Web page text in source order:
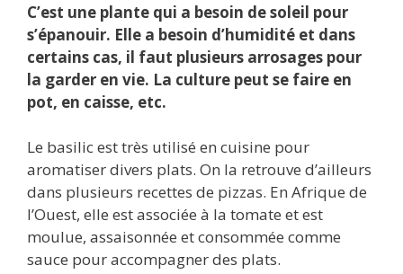
C’est une plante qui a besoin de soleil pour
s’épanouir. Elle a besoin d’humidité et dans
certains cas, il faut plusieurs arrosages pour
la garder en vie. La culture peut se faire en
pot, en caisse, etc.
Le basilic est très utilisé en cuisine pour
aromatiser divers plats. On la retrouve d’ailleurs
dans plusieurs recettes de pizzas. En Afrique de
l’Ouest, elle est associée à la tomate et est
moulue, assaisonnée et consommée comme
sauce pour accompagner des plats.